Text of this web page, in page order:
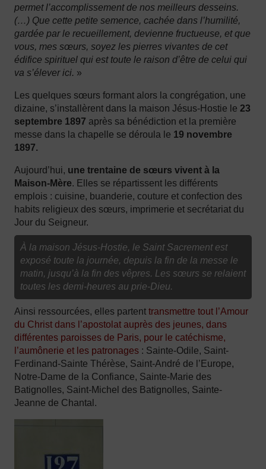
permet l’accomplissement de nos meilleurs desseins.
(…) Que cette petite semence, cachée dans l’humilité,
gardée par le recueillement, devienne fructueuse, et que
vous, mes sœurs, soyez les pierres vivantes de cet
édifice spirituel qui est toute le raison d’être de celui qui
va s’élever ici. »
Les quelques sœurs formant alors la congrégation, une
dizaine, s’installèrent dans la maison Jésus-Hostie le 23
septembre 1897 après sa bénédiction et la première
messe dans la chapelle se déroula le 19 novembre
1897.
Aujourd’hui, une trentaine de sœurs vivent à la
Maison-Mère. Elles se répartissent les différents
emplois : cuisine, buanderie, couture et confection des
habits religieux des sœurs, imprimerie et secrétariat du
Jour du Seigneur.
À la maison Jésus-Hostie, le Saint Sacrement est
exposé toute la journée, depuis la fin de la messe le
matin, jusqu’à la fin des vêpres. Les sœurs se relaient
toutes les demi-heures au prie-Dieu.
Ainsi ressourcées, elles partent transmettre tout l’Amour
du Christ dans l’apostolat auprès des jeunes, dans
différentes paroisses de Paris, pour le catéchisme,
l’aumônerie et les patronages : Sainte-Odile, Saint-
Ferdinand-Sainte Thérèse, Saint-André de l’Europe,
Notre-Dame de la Confiance, Sainte-Marie des
Batignolles, Saint-Michel des Batignolles, Sainte-
Jeanne de Chantal.